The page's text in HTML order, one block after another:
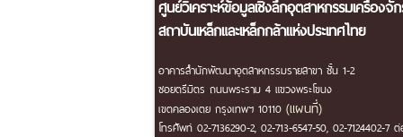
ศูนย์วิเคราะห์ข้อมูลเชิงลึกอุตสาหกรรมเครื่องจั
สถาบันเหล็กและเหล็กกล้าแห่งประเทศไทย
อาคารสำนักพัฒนาอุตสาหกรรมรายสาขา ชั้น 1-2
ซอยตรีมิตร ถนนพระราม 4 แขวงพระโขนง
เขตคลองเตย กรุงเทพฯ 10110 (แผนที่)
โทรศัพท์ 02-7136290-2, 02-713-6547-50, 02-7124402-7 ต่